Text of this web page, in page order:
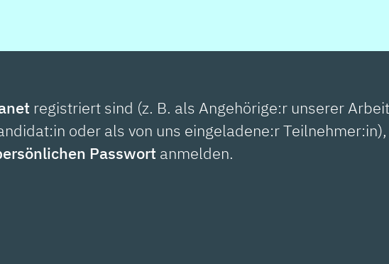
registriert sind (z. B. als Angehörige:r unserer
oder als von uns eingeladene:r
Passwort anmelden.